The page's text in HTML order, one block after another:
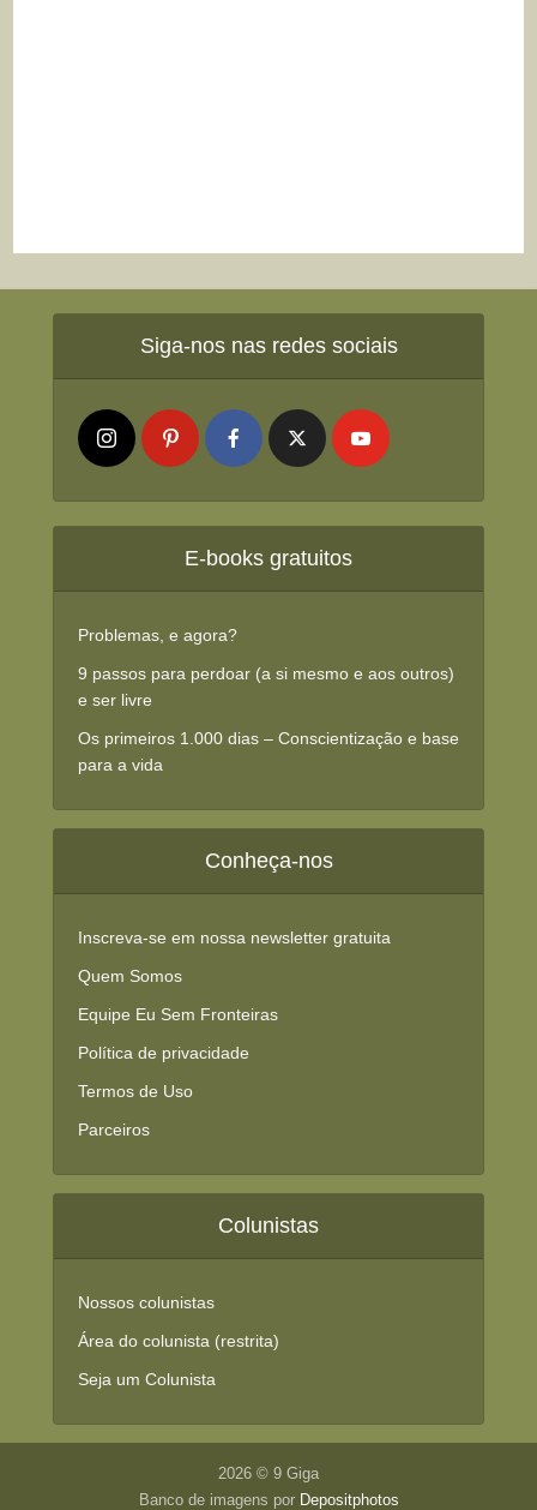
Siga-nos nas redes sociais
E-books gratuitos
Problemas, e agora?
9 passos para perdoar (a si mesmo e aos outros)
e ser livre
Os primeiros 1.000 dias – Conscientização e base
para a vida
Conheça-nos
Inscreva-se em nossa newsletter gratuita
Quem Somos
Equipe Eu Sem Fronteiras
Política de privacidade
Termos de Uso
Parceiros
Colunistas
Nossos colunistas
Área do colunista (restrita)
Seja um Colunista
2026 © 9 Giga
Banco de imagens por Depositphotos